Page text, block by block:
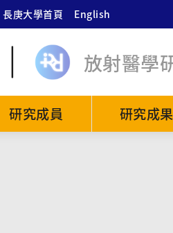
長庚大學首頁 English
放射醫學
研究成員 研究成果